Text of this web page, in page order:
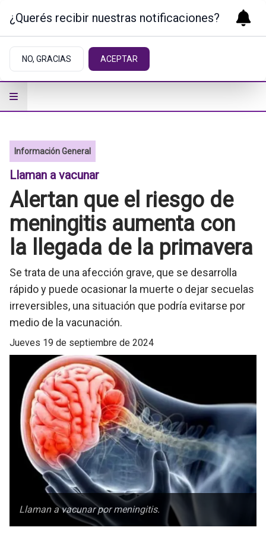
Información General
Llaman a vacunar
Alertan que el riesgo de
meningitis aumenta con
la llegada de la primavera
Se trata de una afección grave, que se desarrolla
rápido y puede ocasionar la muerte o dejar secuelas
irreversibles, una situación que podría evitarse por
medio de la vacunación.
jueves 19 de septiembre de 2024
Llaman a vacunar por meningitis.
¿Querés recibir nuestras notificaciones?
NO, GRACIAS ACEPTAR